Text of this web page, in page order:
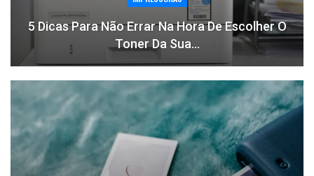
5 Dicas Para Não Errar Na Hora De Escolher O
Toner Da Sua…